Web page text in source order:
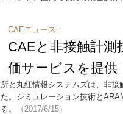
CAEニュース：
CAEと非接触計
価サービスを提供
と丸紅情報システムズは、非
。シミュレーション技術と
。
（2017/6/15）